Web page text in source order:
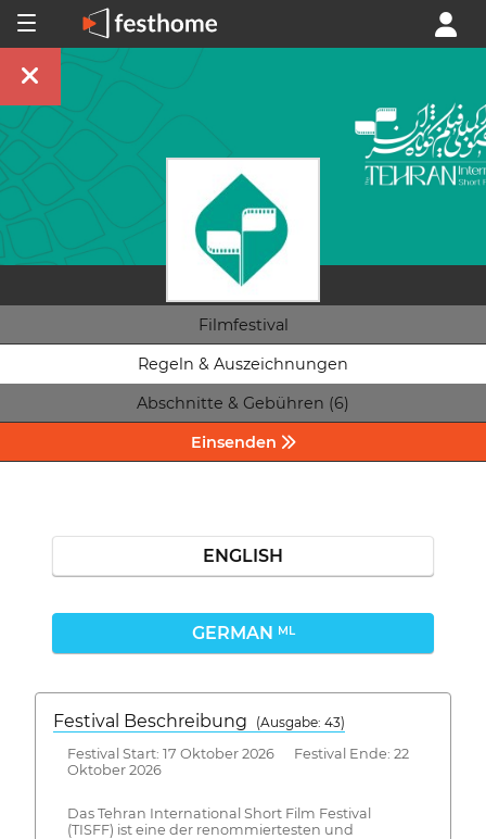
Filmfestival
Regeln & Auszeichnungen
Abschnitte & Gebühren (6)
Einsenden
ENGLISH
GERMAN ML
Festival Beschreibung
(Ausgabe: 43)
Festival Start: 17 Oktober 2026 Festival Ende: 22
Oktober 2026
Das Tehran International Short Film Festival
(TISFF) ist eine der renommiertesten und